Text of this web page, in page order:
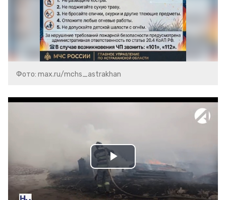
Фото: max.ru/mchs_astrakhan
Play
Video